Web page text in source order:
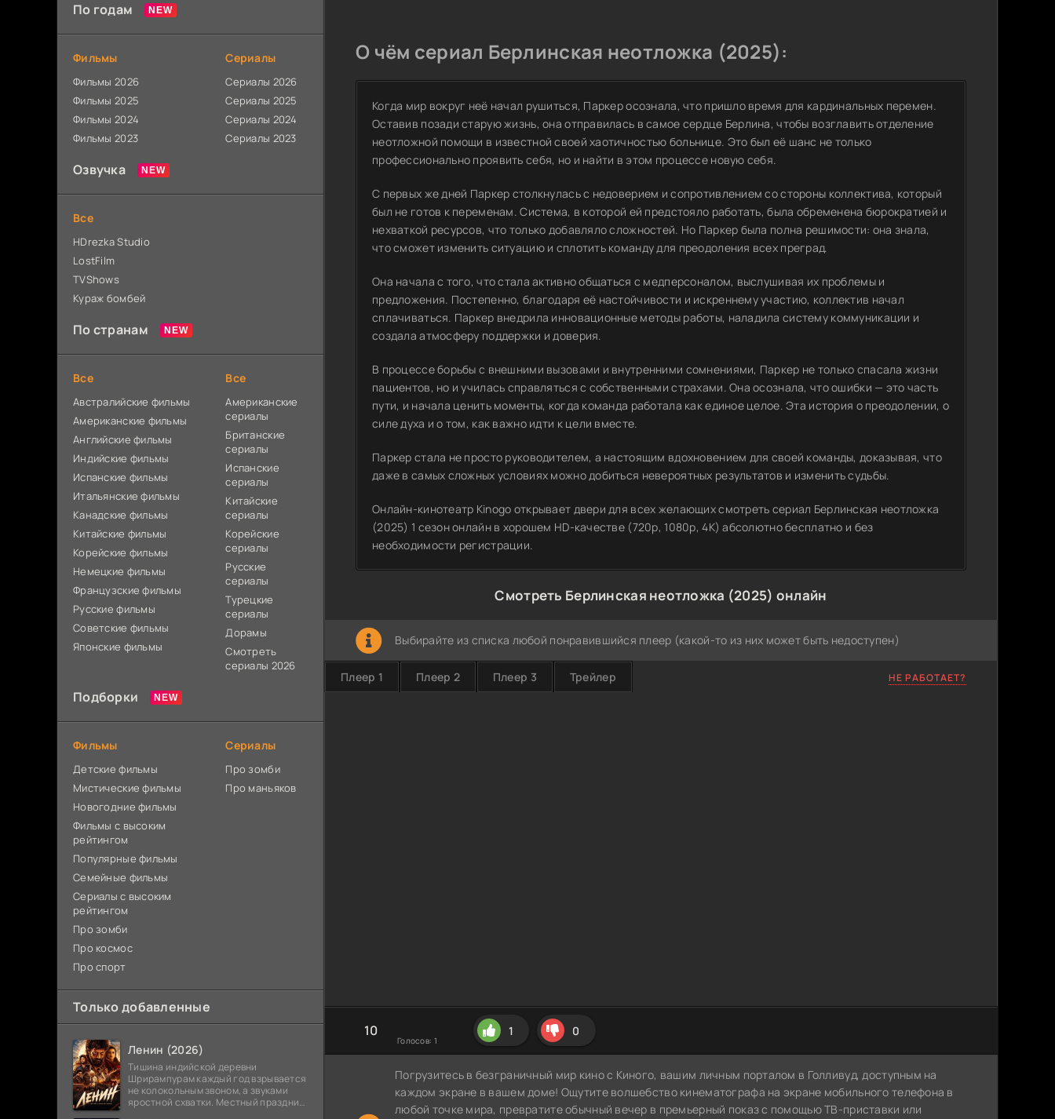
О чём сериал Берлинская неотложка (2025):
Когда мир вокруг неё начал рушиться, Паркер осознала, что пришло время для кардинальных перемен.
Оставив позади старую жизнь, она отправилась в самое сердце Берлина, чтобы возглавить отделение
неотложной помощи в известной своей хаотичностью больнице. Это был её шанс не только
профессионально проявить себя, но и найти в этом процессе новую себя.
С первых же дней Паркер столкнулась с недоверием и сопротивлением со стороны коллектива, который
был не готов к переменам. Система, в которой ей предстояло работать, была обременена бюрократией и
нехваткой ресурсов, что только добавляло сложностей. Но Паркер была полна решимости: она знала,
что сможет изменить ситуацию и сплотить команду для преодоления всех преград.
Она начала с того, что стала активно общаться с медперсоналом, выслушивая их проблемы и
предложения. Постепенно, благодаря её настойчивости и искреннему участию, коллектив начал
сплачиваться. Паркер внедрила инновационные методы работы, наладила систему коммуникации и
создала атмосферу поддержки и доверия.
В процессе борьбы с внешними вызовами и внутренними сомнениями, Паркер не только спасала жизни
пациентов, но и училась справляться с собственными страхами. Она осознала, что ошибки — это часть
пути, и начала ценить моменты, когда команда работала как единое целое. Эта история о преодолении, о
силе духа и о том, как важно идти к цели вместе.
Паркер стала не просто руководителем, а настоящим вдохновением для своей команды, доказывая, что
даже в самых сложных условиях можно добиться невероятных результатов и изменить судьбы.
Онлайн-кинотеатр Kinogo открывает двери для всех желающих смотреть сериал Берлинская неотложка
(2025) 1 сезон онлайн в хорошем HD-качестве (720p, 1080p, 4K) абсолютно бесплатно и без
необходимости регистрации.
Смотреть Берлинская неотложка (2025) онлайн
Выбирайте из списка любой понравившийся плеер (какой-то из них может быть недоступен)
Плеер 1 Плеер 2 Плеер 3 Трейлер НЕ РАБОТАЕТ?
10
Голосов: 1
1 0
Погрузитесь в безграничный мир кино с Киного, вашим личным порталом в Голливуд, доступным на
каждом экране в вашем доме! Ощутите волшебство кинематографа на экране мобильного телефона в
любой точке мира, превратите обычный вечер в премьерный показ с помощью ТВ-приставки или
По годам
Фильмы
Фильмы 2026
Фильмы 2025
Фильмы 2024
Фильмы 2023
Сериалы
Сериалы 2026
Сериалы 2025
Сериалы 2024
Сериалы 2023
Озвучка
Все
HDrezka Studio
LostFilm
TVShows
Кураж бомбей
По странам
Все
Австралийские фильмы
Американские фильмы
Английские фильмы
Индийские фильмы
Испанские фильмы
Итальянские фильмы
Канадские фильмы
Китайские фильмы
Корейские фильмы
Немецкие фильмы
Французские фильмы
Русские фильмы
Советские фильмы
Японские фильмы
Все
Американские
сериалы
Британские
сериалы
Испанские
сериалы
Китайские
сериалы
Корейские
сериалы
Русские
сериалы
Турецкие
сериалы
Дорамы
Смотреть
сериалы 2026
Подборки
Фильмы
Детские фильмы
Мистические фильмы
Новогодние фильмы
Фильмы с высоким
рейтингом
Популярные фильмы
Семейные фильмы
Сериалы с высоким
рейтингом
Про зомби
Про космос
Про спорт
Сериалы
Про зомби
Про маньяков
Только добавленные
Ленин (2026)
Тишина индийской деревни
Шрирампурам каждый год взрывается
не колокольным звоном, а звуками
яростной схватки. Местный праздник